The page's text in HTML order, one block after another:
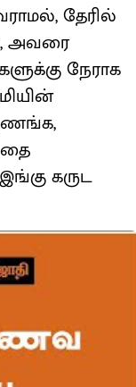
தேரில்
அவரை
நேராக
தை
கருட